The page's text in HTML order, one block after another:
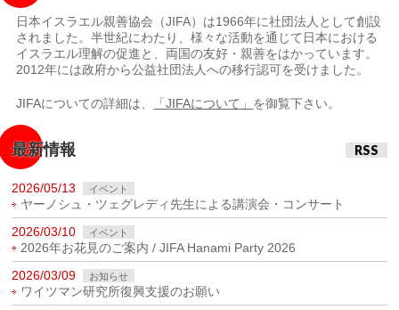
日本イスラエル親善協会（JIFA）は1966年に社団法人として創設
されました。半世紀にわたり、様々な活動を通じて日本における
イスラエル理解の促進と、両国の友好・親善をはかっています。
2012年には政府から公益社団法人への移行認可を受けました。
JIFAについての詳細は、 「JIFAについて」 を御覧下さい。
最新情報 RSS
2026/05/13 イベント
ヤーノシュ・ツェグレディ先生による講演会・コンサート
2026/03/10
イベント
2026年お花見のご案内 / JIFA Hanami Party 2026
2026/03/09
お知らせ
ワイツマン研究所復興支援のお願い